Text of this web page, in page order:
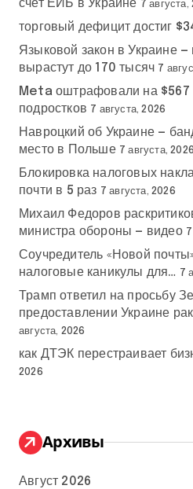
счет ЕИБ в Украине 7 августа,
торговый дефицит достиг
Языковой закон в Украине
вырастут до 170 тысяч 7
Meta оштрафовали на $567
подростков 7 августа, 2026
Навроцкий об Украине —
место в Польше 7 августа, 2026
Блокировка налоговых
почти в 5 раз 7 августа, 2026
Михаил Федоров
министра обороны — видео
Соучредитель «Новой
налоговые каникулы для… 7
Трамп ответил на просьбу
предоставлении Украине
августа, 2026
как ДТЭК перестраивает
2026
Архивы
Август 2026